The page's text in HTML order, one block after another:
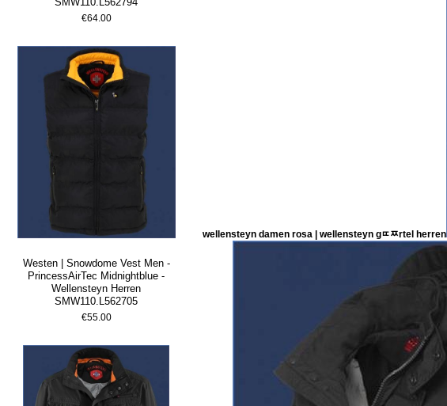
€64.00
Westen | Snowdome Vest Men -
PrincessAirTec Midnightblue -
Wellensteyn Herren
SMW110.L562705
€55.00
wellensteyn damen rosa | wellensteyn gﾨﾹrtel herren